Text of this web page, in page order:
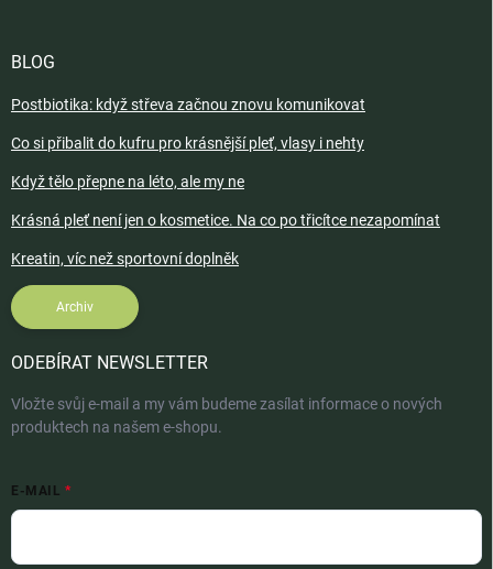
BLOG
Postbiotika: když střeva začnou znovu komunikovat
Co si přibalit do kufru pro krásnější pleť, vlasy i nehty
Když tělo přepne na léto, ale my ne
Krásná pleť není jen o kosmetice. Na co po třicítce nezapomínat
Kreatin, víc než sportovní doplněk
Archiv
ODEBÍRAT NEWSLETTER
Vložte svůj e-mail a my vám budeme zasílat informace o nových
produktech na našem e-shopu.
E-MAIL